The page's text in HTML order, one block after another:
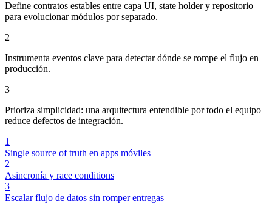
Define contratos estables entre capa UI, state holder y repositorio
para evolucionar módulos por separado.
2
Instrumenta eventos clave para detectar dónde se rompe el flujo en
producción.
3
Prioriza simplicidad: una arquitectura entendible por todo el equipo
reduce defectos de integración.
1
Single source of truth en apps móviles
2
Asincronía y race conditions
3
Escalar flujo de datos sin romper entregas